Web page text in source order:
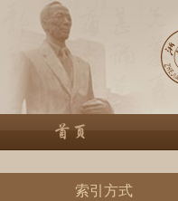
索引方式